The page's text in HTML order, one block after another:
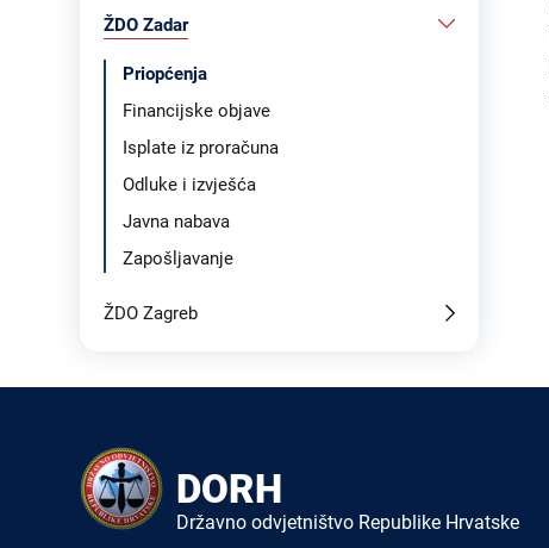
ŽDO Zadar
Priopćenja
Financijske objave
Isplate iz proračuna
Odluke i izvješća
Javna nabava
Zapošljavanje
ŽDO Zagreb
DORH
Državno odvjetništvo Republike Hrvatske